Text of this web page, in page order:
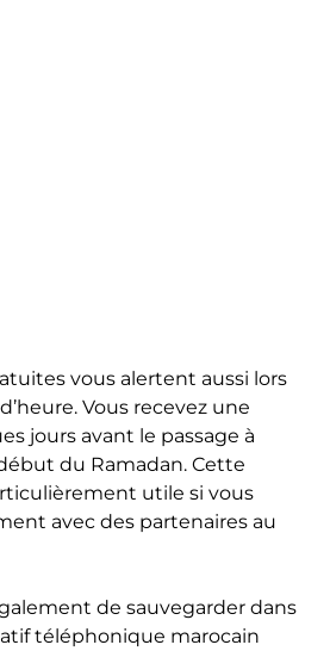
vous alertent aussi lors
Vous recevez une
jours avant le passage à
du Ramadan. Cette
utile si vous
avec des partenaires au
de sauvegarder dans
téléphonique marocain